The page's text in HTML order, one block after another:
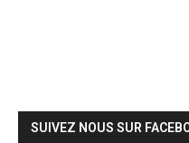
SUIVEZ NOUS SUR